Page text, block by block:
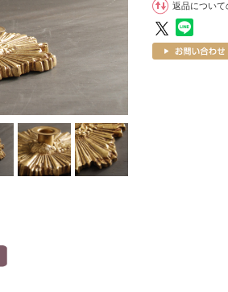
返品について